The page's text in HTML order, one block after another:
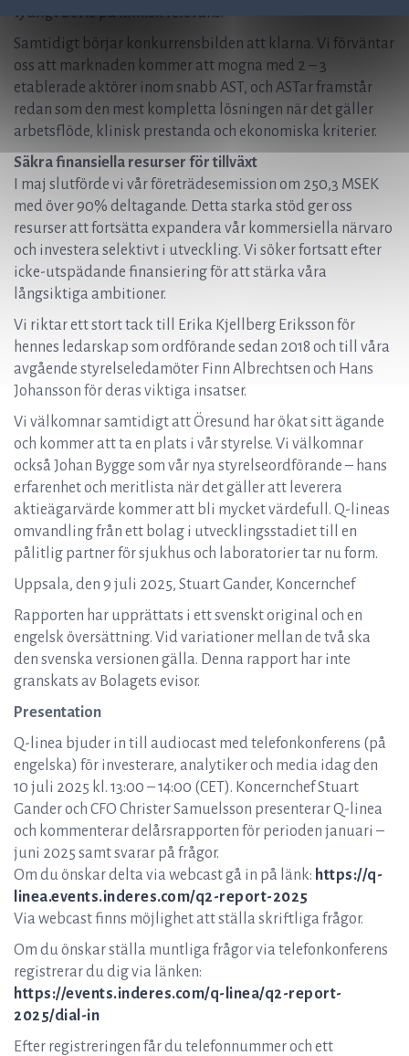
tydligt bevis på klinisk relevans.
Samtidigt börjar konkurrensbilden att klarna. Vi förväntar
oss att marknaden kommer att mogna med 2 – 3
etablerade aktörer inom snabb AST, och ASTar framstår
redan som den mest kompletta lösningen när det gäller
arbetsflöde, klinisk prestanda och ekonomiska kriterier.
Säkra finansiella resurser för tillväxt
I maj slutförde vi vår företrädesemission om 250,3 MSEK
med över 90% deltagande. Detta starka stöd ger oss
resurser att fortsätta expandera vår kommersiella närvaro
och investera selektivt i utveckling. Vi söker fortsatt efter
icke-utspädande finansiering för att stärka våra
långsiktiga ambitioner.
Vi riktar ett stort tack till Erika Kjellberg Eriksson för
hennes ledarskap som ordförande sedan 2018 och till våra
avgående styrelseledamöter Finn Albrechtsen och Hans
Johansson för deras viktiga insatser.
Vi välkomnar samtidigt att Öresund har ökat sitt ägande
och kommer att ta en plats i vår styrelse. Vi välkomnar
också Johan Bygge som vår nya styrelseordförande – hans
erfarenhet och meritlista när det gäller att leverera
aktieägarvärde kommer att bli mycket värdefull. Q-lineas
omvandling från ett bolag i utvecklingsstadiet till en
pålitlig partner för sjukhus och laboratorier tar nu form.
Uppsala, den 9 juli 2025, Stuart Gander, Koncernchef
Rapporten har upprättats i ett svenskt original och en
engelsk översättning. Vid variationer mellan de två ska
den svenska versionen gälla. Denna rapport har inte
granskats av Bolagets evisor.
Presentation
Q-linea bjuder in till audiocast med telefonkonferens (på
engelska) för investerare, analytiker och media idag den
10 juli 2025 kl. 13:00 – 14:00 (CET). Koncernchef Stuart
Gander och CFO Christer Samuelsson presenterar Q-linea
och kommenterar delårsrapporten för perioden januari –
juni 2025 samt svarar på frågor.
Om du önskar delta via webcast gå in på länk: https://q-
linea.events.inderes.com/q2-report-2025
Via webcast finns möjlighet att ställa skriftliga frågor.
Om du önskar ställa muntliga frågor via telefonkonferens
registrerar du dig via länken:
https://events.inderes.com/q-linea/q2-report-
2025/dial-in
Efter registreringen får du telefonnummer och ett